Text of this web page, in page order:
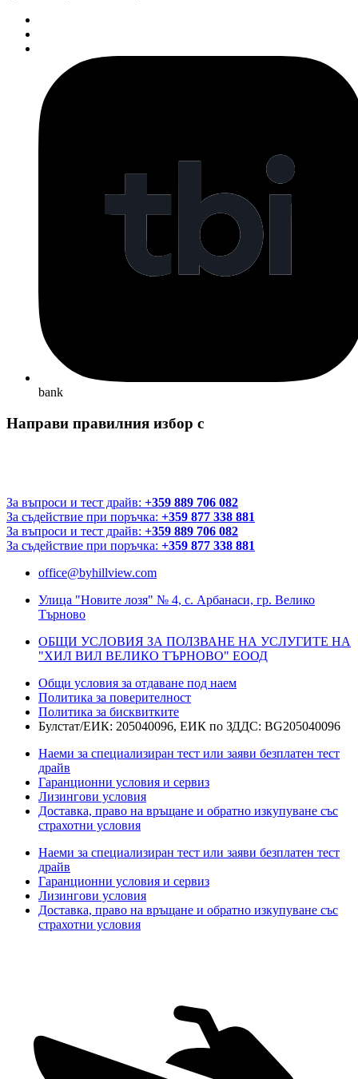
bank
Направи правилния избор с
За въпроси и тест драйв: +359 889 706 082
За съдействие при поръчка: +359 877 338 881
За въпроси и тест драйв: +359 889 706 082
За съдействие при поръчка: +359 877 338 881
office@byhillview.com
Улица "Новите лозя" № 4, с. Арбанаси, гр. Велико
Търново
ОБЩИ УСЛОВИЯ ЗА ПОЛЗВАНЕ НА УСЛУГИТЕ НА
"ХИЛ ВИЛ ВЕЛИКО ТЪРНОВО" ЕООД
Общи условия за отдаване под наем
Политика за поверителност
Политика за бисквитките
Булстат/ЕИК: 205040096, ЕИК по ЗДДС: BG205040096
Наеми за специализиран тест или заяви безплатен тест
драйв
Гаранционни условия и сервиз
Лизингови условия
Доставка, право на връщане и обратно изкупуване със
страхотни условия
Наеми за специализиран тест или заяви безплатен тест
драйв
Гаранционни условия и сервиз
Лизингови условия
Доставка, право на връщане и обратно изкупуване със
страхотни условия